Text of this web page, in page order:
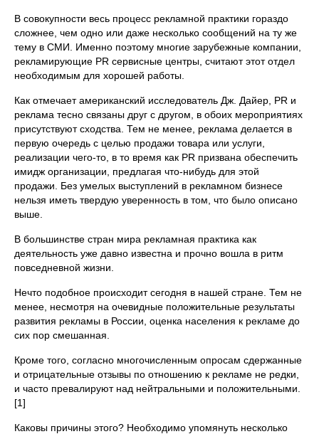
В совокупности весь процесс рекламной практики гораздо
сложнее, чем одно или даже несколько сообщений на ту же
тему в СМИ. Именно поэтому многие зарубежные компании,
рекламирующие PR сервисные центры, считают этот отдел
необходимым для хорошей работы.
Как отмечает американский исследователь Дж. Дайер, PR и
реклама тесно связаны друг с другом, в обоих мероприятиях
присутствуют сходства. Тем не менее, реклама делается в
первую очередь с целью продажи товара или услуги,
реализации чего-то, в то время как PR призвана обеспечить
имидж организации, предлагая что-нибудь для этой
продажи. Без умелых выступлений в рекламном бизнесе
нельзя иметь твердую уверенность в том, что было описано
выше.
В большинстве стран мира рекламная практика как
деятельность уже давно известна и прочно вошла в ритм
повседневной жизни.
Нечто подобное происходит сегодня в нашей стране. Тем не
менее, несмотря на очевидные положительные результаты
развития рекламы в России, оценка населения к рекламе до
сих пор смешанная.
Кроме того, согласно многочисленным опросам сдержанные
и отрицательные отзывы по отношению к рекламе не редки,
и часто превалируют над нейтральными и положительными.
[1]
Каковы причины этого? Необходимо упомянуть несколько